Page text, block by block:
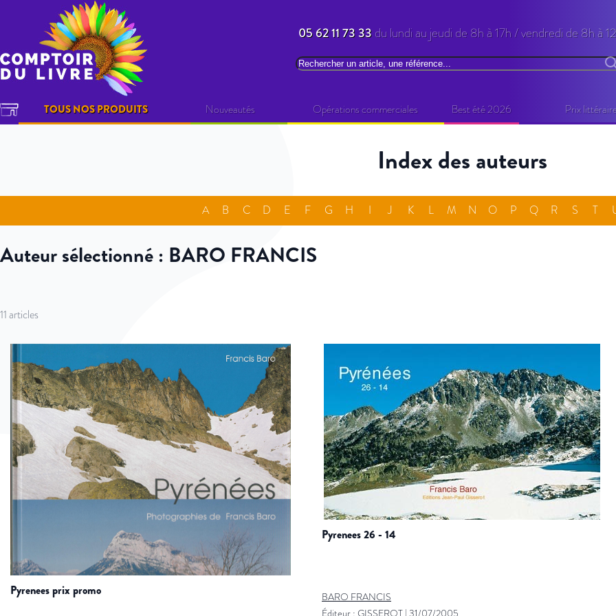
Allez au contenu
05 62 11 73 33 du lundi au jeudi de 8h à 17h / vendredi de 8h à
Rechercher
TOUS NOS PRODUITS Nouveautés Opérations commerciales Best été 2026 Prix
Index des auteurs
A B C D E F G H I J K L M N O P Q R S T
Auteur sélectionné : BARO FRANCIS
11articles
pyrenees prix promo
pyrenees 26 - 14
BARO FRANCIS